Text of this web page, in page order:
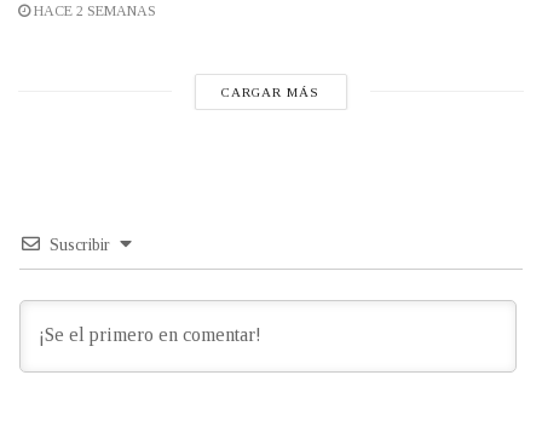
HACE 2 SEMANAS
CARGAR MÁS
Suscribir